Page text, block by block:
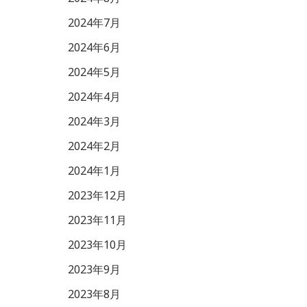
2024年7月
2024年6月
2024年5月
2024年4月
2024年3月
2024年2月
2024年1月
2023年12月
2023年11月
2023年10月
2023年9月
2023年8月